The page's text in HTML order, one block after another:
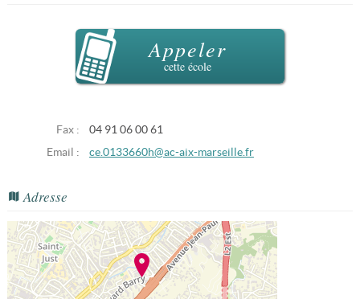
Appeler
cette école
Fax :
04 91 06 00 61
Email :
ce.0133660h@ac-aix-marseille.fr
Adresse